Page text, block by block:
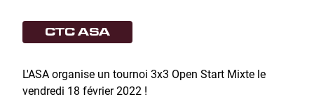
CTC ASA
L'ASA organise un tournoi 3x3 Open Start Mixte le
vendredi 18 février 2022 !